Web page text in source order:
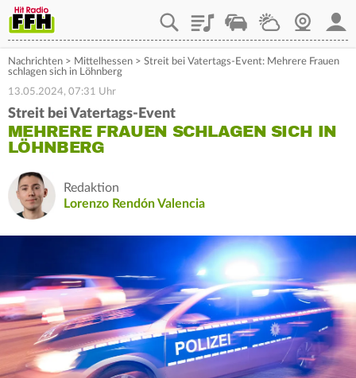
PlaylistStaupilotWetterWebcam
Nachrichten > Mittelhessen > Streit bei Vatertags-Event: Mehrere Frauen
schlagen sich in Löhnberg
13.05.2024, 07:31 Uhr
Streit bei Vatertags-Event
MEHRERE FRAUEN SCHLAGEN SICH IN
LÖHNBERG
Redaktion
Lorenzo Rendón Valencia